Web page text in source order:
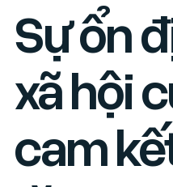
Sự ổn
xã hội
cam